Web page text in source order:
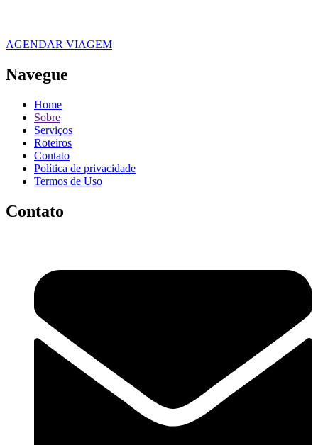
AGENDAR VIAGEM
Navegue
Home
Sobre
Serviços
Roteiros
Contato
Política de privacidade
Termos de Uso
Contato